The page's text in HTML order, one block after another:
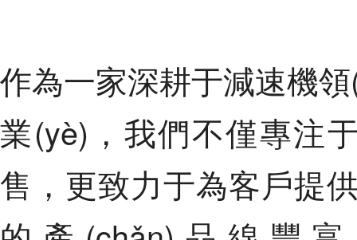
作為一家深耕于減速機
業(yè)，我們不僅專注于
售，更致力于為客戶提供